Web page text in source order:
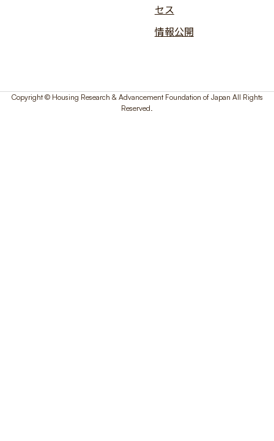
セス
情報公開
Copyright © Housing Research & Advancement Foundation of Japan All Rights
Reserved.